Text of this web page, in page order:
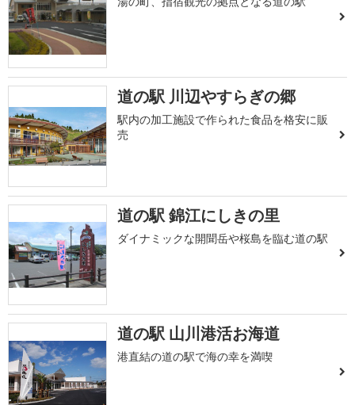
道の駅 川辺やすらぎの郷
駅内の加工施設で作られた食品を格安に販
売
道の駅 錦江にしきの里
ダイナミックな開聞岳や桜島を臨む道の駅
道の駅 山川港活お海道
港直結の道の駅で海の幸を満喫